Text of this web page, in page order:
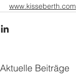
www.kisseberth.com
Aktuelle Beiträge